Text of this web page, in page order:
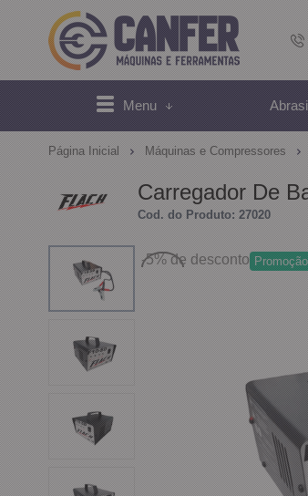
Menu
Página Inicial Máquinas e Compressores
Carregador De
Cod. do Produto: 27020
-5% de desconto Promoção